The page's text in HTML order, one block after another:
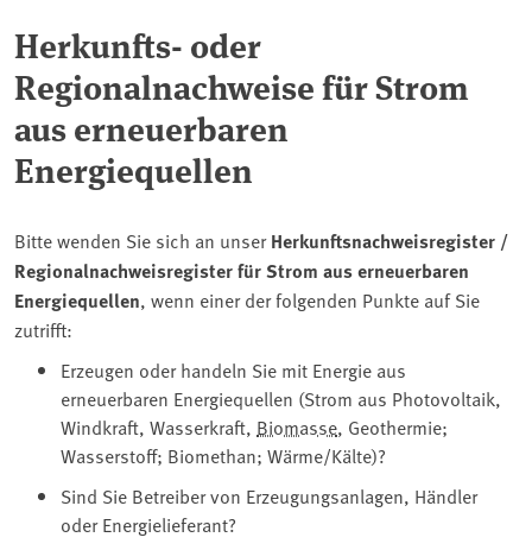
Herkunfts- oder
Regionalnachweise für Strom
aus erneuerbaren
Energiequellen
Bitte wenden Sie sich an unserHerkunftsnachweisregister /
Regionalnachweisregister für Strom aus erneuerbaren
Energiequellen, wenn einer der folgenden Punkte auf Sie
zutrifft:
Erzeugen oder handeln Sie mit Energie aus
erneuerbaren Energiequellen (Strom aus Photovoltaik,
Windkraft, Wasserkraft, Biomasse, Geothermie;
Wasserstoff; Biomethan; Wärme/Kälte)?
Sind Sie Betreiber von Erzeugungsanlagen, Händler
oder Energielieferant?